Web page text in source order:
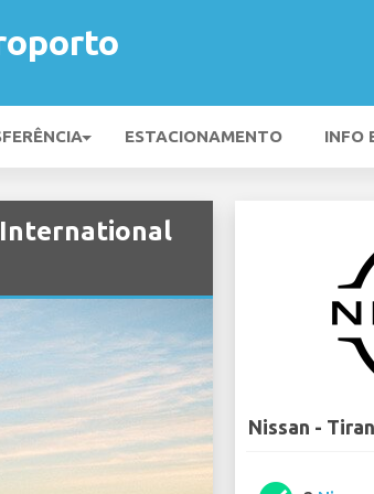
ESTACIONAMENTO INFO
International
Nissan -